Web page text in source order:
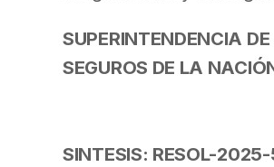
SUPERINTENDENCIA DE
SEGUROS DE LA
SINTESIS: RESOL-